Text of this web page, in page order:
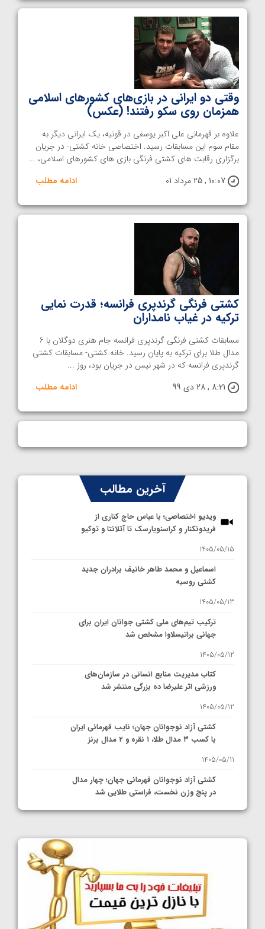
وقتی دو ایرانی در بازی‌های کشورهای اسلامی
همزمان روی سکو رفتند! (عکس)
علاوه بر قهرمانی علی اکبر یوسفی در قونیه، یک ایرانی دیگر به
مقام سوم این مسابقات رسید. اختصاصی خانه کشتی- در جریان
برگزاری رقابت های کشتی فرنگی بازی های کشورهای اسلامی، ...
10:07 , 25 مرداد 01
ادامه مطلب
کشتی فرنگی گرندپری فرانسه؛ قدرت ‌نمایی
ترکیه در غیاب نامداران
مسابقات کشتی فرنگی گرندپری فرانسه جام هنری دوگلان با 6
مدال طلا برای ترکیه به پایان رسید. خانه کشتی- مسابقات کشتی
گرندپری فرانسه که در شهر نیس در جریان بود، روز ...
8:21 , 28 دی 99
ادامه مطلب
آخرین مطالب
ویدیو اختصاصی؛ با عباس حاج کناری از
فریدونکنار و کراسنویارسک تا آتلانتا و توکیو
1405/05/15
اسماعیل و محمد طاهر خانیف برادران جدید
کشتی روسیه
1405/05/13
ترکیب تیم‌های ملی کشتی جوانان ایران برای
جهانی براتیسلاوا مشخص شد
1405/05/12
کتاب مدیریت منابع انسانی در سازمان‌های
ورزشی اثر علیرضا ده بزرگی منتشر شد
1405/05/12
کشتی آزاد نوجوانان جهان؛ نایب قهرمانی ایران
با کسب ۳ مدال طلا، ۱ نقره و ۲ مدال برنز
1405/05/11
کشتی آزاد نوجوانان قهرمانی جهان؛ چهار مدال
در پنج وزن نخست، فراستی طلایی شد
1405/05/11
کشتی آزاد نوجوانان جهان؛ رقبای نمایندگان
ایران مشخص شدند
1405/05/08